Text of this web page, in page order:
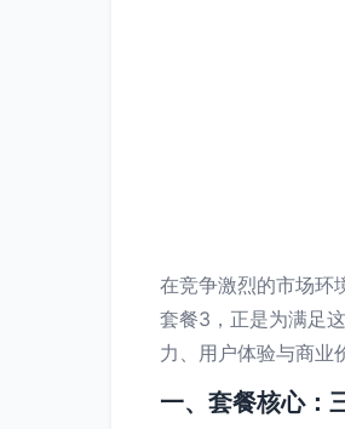
在竞争激烈的市场环
套餐3，正是为满足
力、用户体验与商业
一、套餐核心：